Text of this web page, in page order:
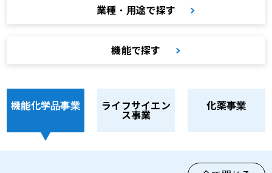
業種・用途で探す
機能で探す
機能化学品事業 ライフサイエン
ス事業
化薬事業